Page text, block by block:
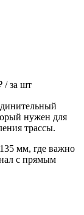
/ за шт
нужен для
трассы.
мм, где важно
с прямым